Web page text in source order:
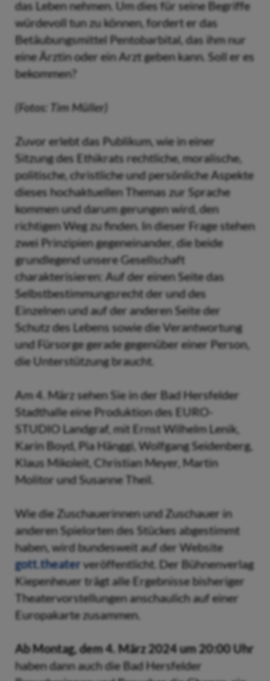
das Leben nehmen. Um dies für seine Begriffe
würdevoll tun zu können, fordert er das
Betäubungsmittel Pentobarbital, das ihm nur
eine Ärztin oder ein Arzt geben kann. Soll er es
bekommen?
(Fotos: Tim Müller)
Zuvor erlebt das Publikum, wie in einer
Sitzung des Ethikrats rechtliche, moralische,
politische, christliche und persönliche Aspekte
dieses hochaktuellen Themas zur Sprache
kommen und darum gerungen wird, den
richtigen Weg zu finden. In dieser Frage stehen
zwei Prinzipien gegeneinander, die beide
grundlegend unsere Gesellschaft
charakterisieren: Auf der einen Seite das
Selbstbestimmungsrecht der und des
Einzelnen und auf der anderen Seite der
Schutz des Lebens sowie die Verantwortung
und Fürsorge gerade gegenüber einer Person,
die Unterstützung braucht.
Am 4. März sehen Sie in der Bad Hersfelder
Stadthalle eine Produktion des EURO-
STUDIO Landgraf, mit Ernst Wilhelm Lenik,
Karin Boyd, Pia Hänggi, Wolfgang Seidenberg,
Klaus Mikoleit, Christian Meyer, Martin
Molitor und Susanne Theil.
Wie die Zuschauerinnen und Zuschauer in
anderen Spielorten des Stückes abgestimmt
haben, wird bundesweit auf der Website
gott.theaterveröffentlicht. Der Bühnenverlag
Kiepenheuer trägt alle Ergebnisse bisheriger
Theatervorstellungen anschaulich auf einer
Europakarte zusammen.
Ab Montag, dem 4. März 2024 um 20:00 Uhr
haben dann auch die Bad Hersfelder